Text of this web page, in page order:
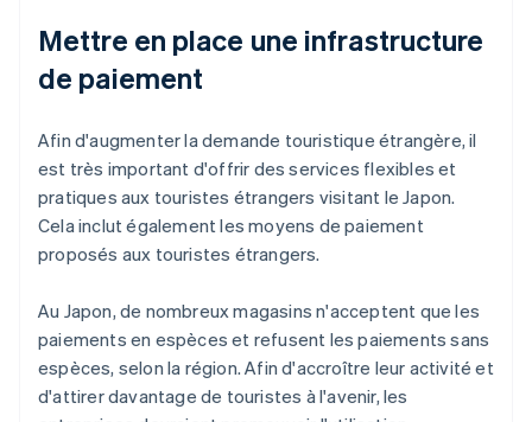
Mettre en place une infrastructure
de paiement
Afin d'augmenter la demande touristique étrangère, il
est très important d'offrir des services flexibles et
pratiques aux touristes étrangers visitant le Japon.
Cela inclut également les moyens de paiement
proposés aux touristes étrangers.
Au Japon, de nombreux magasins n'acceptent que les
paiements en espèces et refusent les paiements sans
espèces, selon la région. Afin d'accroître leur activité et
d'attirer davantage de touristes à l'avenir, les